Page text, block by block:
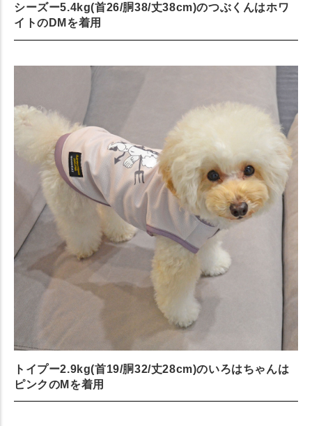
シーズー5.4kg(首26/胴38/丈38cm)のつぶくんはホワ
イトのDMを着用
トイプー2.9kg(首19/胴32/丈28cm)のいろはちゃんは
ピンクのMを着用